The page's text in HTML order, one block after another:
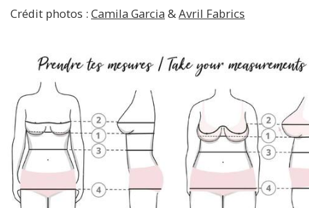
Crédit photos : Camila Garcia &Avril Fabrics